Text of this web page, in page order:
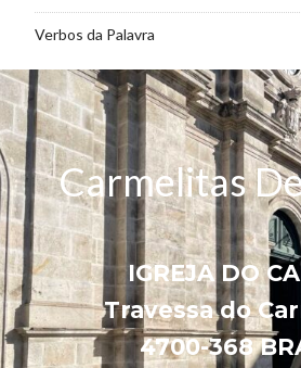
Verbos da Palavra
Carmelitas
IGREJA DO
Travessa do
4700-368